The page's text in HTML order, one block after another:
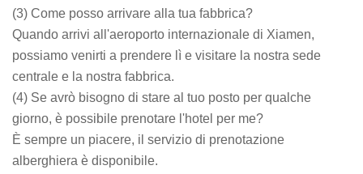
(3) Come posso arrivare alla tua fabbrica?
Quando arrivi all'aeroporto internazionale di Xiamen,
possiamo venirti a prendere lì e visitare la nostra sede
centrale e la nostra fabbrica.
(4) Se avrò bisogno di stare al tuo posto per qualche
giorno, è possibile prenotare l'hotel per me?
È sempre un piacere, il servizio di prenotazione
alberghiera è disponibile.